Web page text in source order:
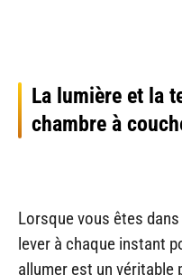
La lumière et la
chambre à
Lorsque vous êtes
lever à chaque instant
allumer est un véritable